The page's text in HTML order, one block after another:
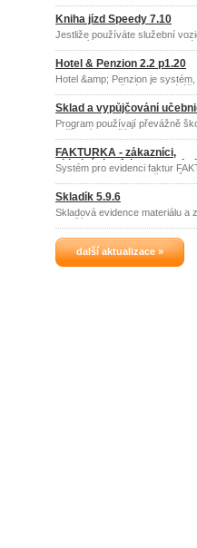
kdekoliv, kde je zařízení
Kniha jízd Speedy 7.10
Jestliže používáte služební
(firemní vozidlo nebo soukromé
na firemní účely) a tím pádem
potřebujete evidovat knihu jízd,
tento program je pro vás
řešením.
Hotel & Penzion 2.2 p1.20
Hotel &amp; Penzion je
vede kompletně zákaznické účty,
pokladnu a centrální správu
penzionu.
Sklad a vypůjčování
Program používají převážně
zařízení i menší firmy.
FAKTURKA - zákazníci,
objednávky, fakturace,
kniha jízd 7.19 START
Systém pro evidenci faktur
obsahuje evidenci odběratelů a
dodavatelů, evidenci vydaných
přijatých faktur, včetně jejich
předdefinovaných masek,
pokladních dokladů, knihy
závazků, objednávky, příkazy k
evidenci skladu, kniha jízd atd.
Skladík 5.9.6
Skladová evidence materiálu a
menšího rozsahu.
další aktualizace »